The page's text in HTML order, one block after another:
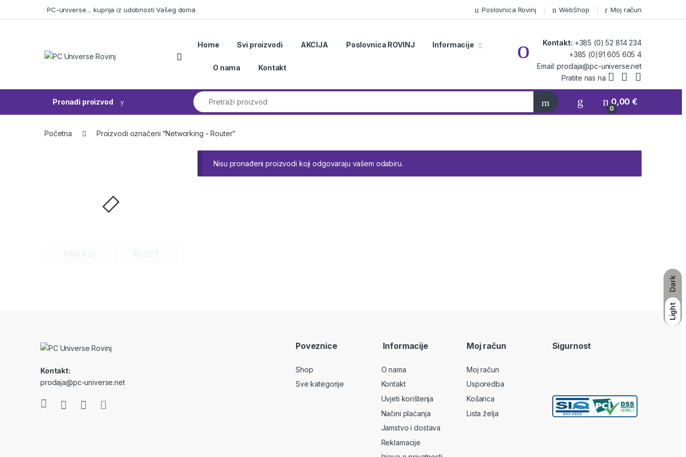
Dark
Light
PC-universe… kupnja iz udobnosti Vašeg doma Poslovnica Rovinj WebShop Moj račun
Open
Home Svi proizvodi AKCIJA Poslovnica ROVINJ Informacije
O nama Kontakt
Kontakt: +385 (0) 52 814 234
+385 (0)91 605 605 4
Email: prodaja@pc-universe.net
Pratite nas na
Pronađi proizvod
Search for:
0
0,00€
Početna Proizvodi označeni “Networking - Router”
Nisu pronađeni proizvodi koji odgovaraju vašem odabiru.
Kontakt:
prodaja@pc-universe.net
Poveznice
Shop
Sve kategorije
Informacije
O nama
Kontakt
Uvjeti korištenja
Načini plaćanja
Jamstvo i dostava
Reklamacije
Moj račun
Moj račun
Usporedba
Košarica
Lista želja
Sigurnost